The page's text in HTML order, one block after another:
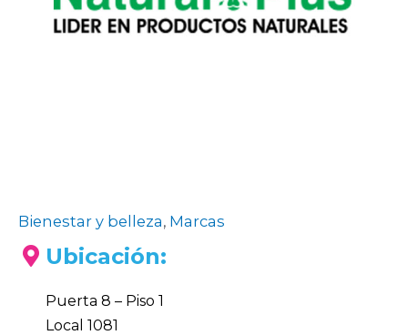
Bienestar y belleza, Marcas
Ubicación:
Puerta 8 – Piso 1
Local 1081